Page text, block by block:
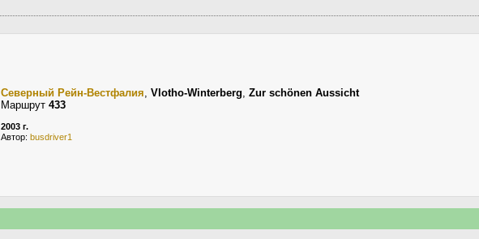
Северный Рейн-Вестфалия, Vlotho-Winterberg, Zur schönen Aussicht
Маршрут 433
2003 г.
Автор: busdriver1